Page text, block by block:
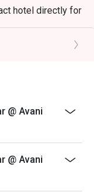
hotel directly for
service and
menu will be
@ Avani
@ Avani